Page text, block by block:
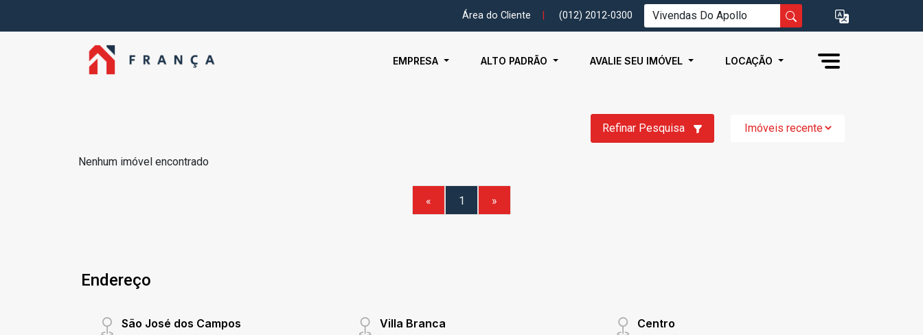
Área do Cliente (012) 2012-0300
EMPRESA ALTO PADRÃO AVALIE SEU IMÓVEL LOCAÇÃO
Refinar Pesquisa
Nenhum imóvel encontrado
« 1 »
Endereço
São José dos Campos Villa Branca Centro